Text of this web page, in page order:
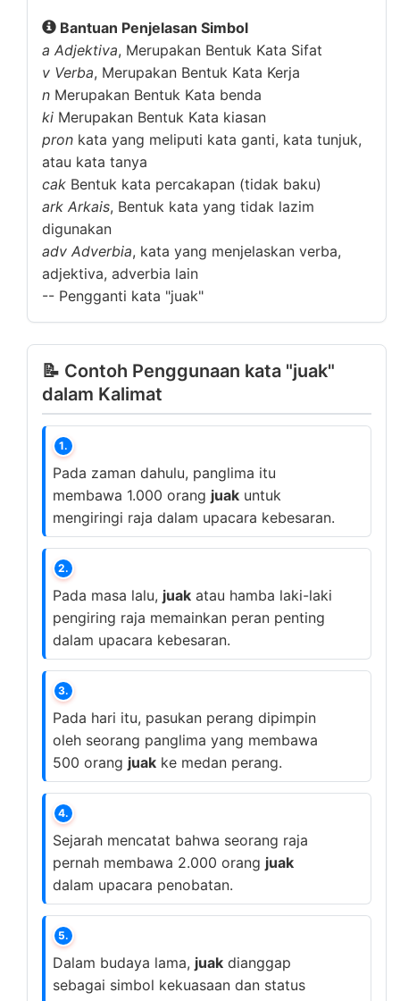
Bantuan Penjelasan Simbol
a Adjektiva, Merupakan Bentuk Kata Sifat
v Verba, Merupakan Bentuk Kata Kerja
n Merupakan Bentuk Kata benda
ki Merupakan Bentuk Kata kiasan
pron kata yang meliputi kata ganti, kata tunjuk,
atau kata tanya
cak Bentuk kata percakapan (tidak baku)
ark Arkais, Bentuk kata yang tidak lazim
digunakan
adv Adverbia, kata yang menjelaskan verba,
adjektiva, adverbia lain
-- Pengganti kata "juak"
📝 Contoh Penggunaan kata "juak"
dalam Kalimat
1.
Pada zaman dahulu, panglima itu
membawa 1.000 orang juak untuk
mengiringi raja dalam upacara kebesaran.
2.
Pada masa lalu, juak atau hamba laki-laki
pengiring raja memainkan peran penting
dalam upacara kebesaran.
3.
Pada hari itu, pasukan perang dipimpin
oleh seorang panglima yang membawa
500 orang juak ke medan perang.
4.
Sejarah mencatat bahwa seorang raja
pernah membawa 2.000 orang juak
dalam upacara penobatan.
5.
Dalam budaya lama, juak dianggap
sebagai simbol kekuasaan dan status